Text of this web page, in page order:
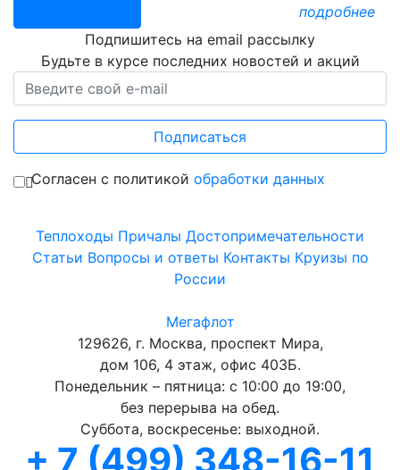
подробнее
Подпишитесь на email рассылку
Будьте в курсе последних новостей и акций
Подписаться
Согласен с политикой обработки данных
Теплоходы Причалы Достопримечательности
Статьи Вопросы и ответы Контакты Круизы по
России
Мегафлот
129626, г. Москва, проспект Мира,
дом 106, 4 этаж, офис 403Б.
Понедельник – пятница: с 10:00 до 19:00,
без перерыва на обед.
Суббота, воскресенье: выходной.
+ 7 (499) 348-16-11